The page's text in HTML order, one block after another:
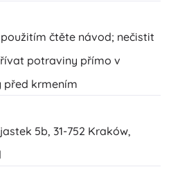
čtěte návod; nečistit
potraviny přímo v
krmením
5b, 31-752 Kraków,